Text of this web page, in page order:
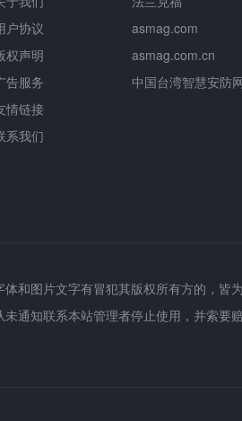
户协议
权声明
告服务
情链接
系我们
asmag.com
asmag.com.cn
中国台湾智慧安防
和图片文字有冒犯其版权所有方的，
通知联系本站管理者停止使用，并索要